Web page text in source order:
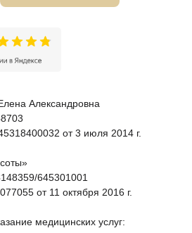
Александровна
от 3 июля 2014 г.
645301001
от 11 октября 2016 г.
медицинских услуг: